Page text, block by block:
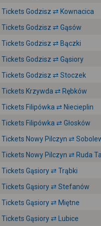
Tickets Godzisz ⇄ Kownacica
Tickets Godzisz ⇄ Gąsów
Tickets Godzisz ⇄ Bączki
Tickets Godzisz ⇄ Gąsiory
Tickets Godzisz ⇄ Stoczek
Tickets Krzywda ⇄ Rębków
Tickets Filipówka ⇄ Niecieplin
Tickets Filipówka ⇄ Głosków
Tickets Nowy Pilczyn ⇄
Tickets Nowy Pilczyn ⇄ Ruda
Tickets Gąsiory ⇄ Trąbki
Tickets Gąsiory ⇄ Stefanów
Tickets Gąsiory ⇄ Miętne
Tickets Gąsiory ⇄ Lubice